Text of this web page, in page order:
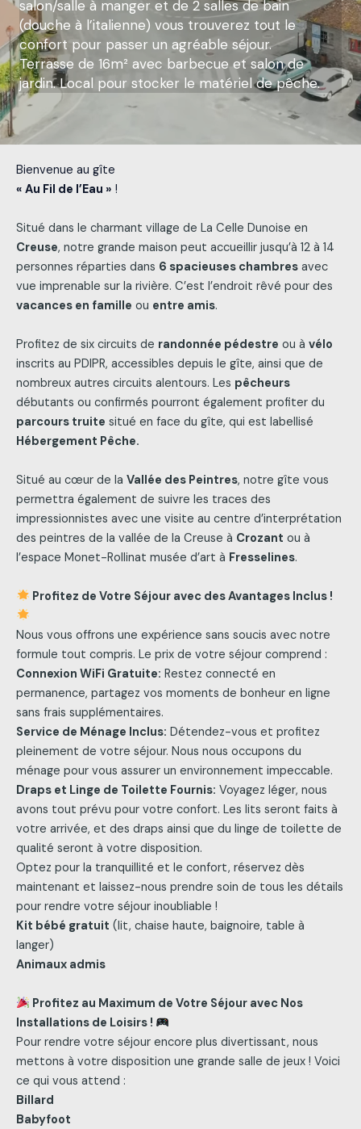
salon/salle à manger et de 2 salles de bain
(douche à l’italienne) vous trouverez tout le
confort pour passer un agréable séjour.
Terrasse de 16m² avec barbecue et salon de
jardin. Local pour stocker le matériel de pêche.
Bienvenue au gîte
« Au Fil de l’Eau » !
Situé dans le charmant village de La Celle Dunoise en
Creuse, notre grande maison peut accueillir jusqu’à 12 à 14
personnes réparties dans 6 spacieuses chambres avec
vue imprenable sur la rivière. C’est l’endroit rêvé pour des
vacances en famille ou entre amis.
Profitez de six circuits de randonnée pédestre ou à vélo
inscrits au PDIPR, accessibles depuis le gîte, ainsi que de
nombreux autres circuits alentours. Les pêcheurs
débutants ou confirmés pourront également profiter du
parcours truite situé en face du gîte, qui est labellisé
Hébergement Pêche.
Situé au cœur de la Vallée des Peintres, notre gîte vous
permettra également de suivre les traces des
impressionnistes avec une visite au centre d’interprétation
des peintres de la vallée de la Creuse à Crozant ou à
l’espace Monet-Rollinat musée d’art à Fresselines.
Profitez de Votre Séjour avec des Avantages Inclus !
Nous vous offrons une expérience sans soucis avec notre
formule tout compris. Le prix de votre séjour comprend :
Connexion WiFi Gratuite: Restez connecté en
permanence, partagez vos moments de bonheur en ligne
sans frais supplémentaires.
Service de Ménage Inclus: Détendez-vous et profitez
pleinement de votre séjour. Nous nous occupons du
ménage pour vous assurer un environnement impeccable.
Draps et Linge de Toilette Fournis: Voyagez léger, nous
avons tout prévu pour votre confort. Les lits seront faits à
votre arrivée, et des draps ainsi que du linge de toilette de
qualité seront à votre disposition.
Optez pour la tranquillité et le confort, réservez dès
maintenant et laissez-nous prendre soin de tous les détails
pour rendre votre séjour inoubliable !
Kit bébé gratuit (lit, chaise haute, baignoire, table à
langer)
Animaux admis
Profitez au Maximum de Votre Séjour avec Nos
Installations de Loisirs !
Pour rendre votre séjour encore plus divertissant, nous
mettons à votre disposition une grande salle de jeux ! Voici
ce qui vous attend :
Billard
Babyfoot